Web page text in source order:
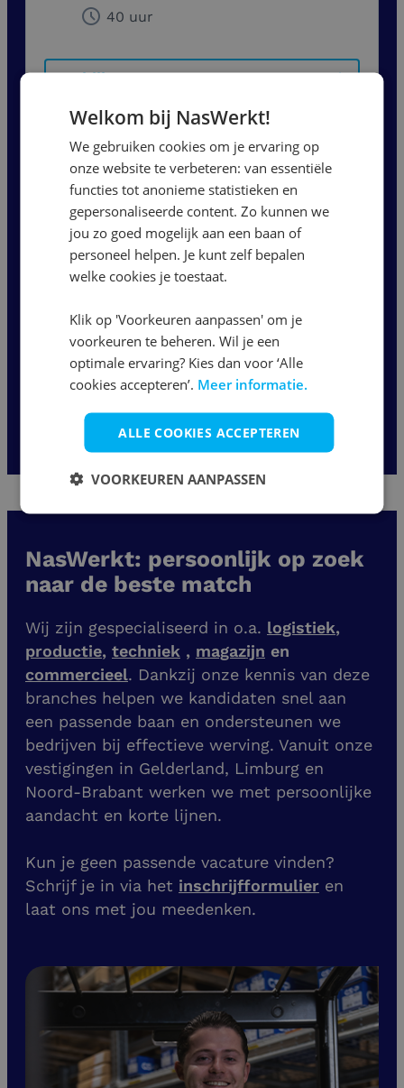
40 uur
Bekijk vacature
Magazijnmedewerker
Dagdienst
Venlo
14,99-18,74 per uur
36 - 40 uur
Bekijk vacature
NasWerkt: persoonlijk op zoek
naar de beste match
Wij zijn gespecialiseerd in o.a. logistiek,
productie, techniek , magazijn en
commercieel. Dankzij onze kennis van deze
branches helpen we kandidaten snel aan
een passende baan en ondersteunen we
bedrijven bij effectieve werving. Vanuit onze
vestigingen in Gelderland, Limburg en
Noord-Brabant werken we met persoonlijke
aandacht en korte lijnen.
Kun je geen passende vacature vinden?
Schrijf je in via het inschrijfformulier en
laat ons met jou meedenken.
Welkom bij NasWerkt!
We gebruiken cookies om je ervaring op
onze website te verbeteren: van essentiële
functies tot anonieme statistieken en
gepersonaliseerde content. Zo kunnen we
jou zo goed mogelijk aan een baan of
personeel helpen. Je kunt zelf bepalen
welke cookies je toestaat.
Klik op 'Voorkeuren aanpassen' om je
voorkeuren te beheren. Wil je een
optimale ervaring? Kies dan voor ‘Alle
cookies accepteren’. Meer informatie.
ALLE COOKIES ACCEPTEREN
VOORKEUREN AANPASSEN